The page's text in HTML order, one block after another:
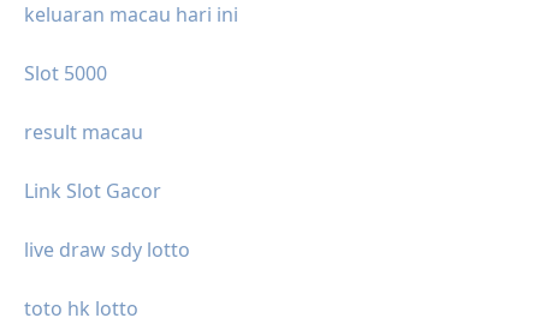
keluaran macau hari ini
Slot 5000
result macau
Link Slot Gacor
live draw sdy lotto
toto hk lotto